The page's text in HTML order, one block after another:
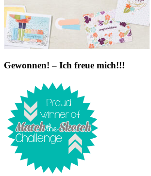
Gewonnen! – Ich freue mich!!!